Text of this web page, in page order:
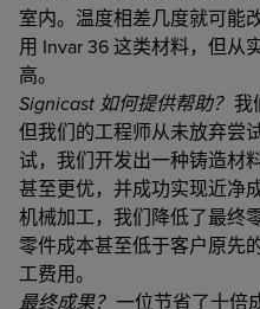
室内。温度相差几度就可能
用 Invar 36 这类材料，但从
高。
Signicast 如何提供帮助？ 我
但我们的工程师从未放弃尝
试，我们开发出一种铸造材
甚至更优，并成功实现近净
机械加工，我们降低了最终
零件成本甚至低于客户原先
工费用。
最终成果？ 一位节省了十倍